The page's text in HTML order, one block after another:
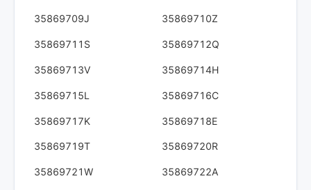
35869709J 35869710Z
35869711S 35869712Q
35869713V 35869714H
35869715L 35869716C
35869717K 35869718E
35869719T 35869720R
35869721W 35869722A